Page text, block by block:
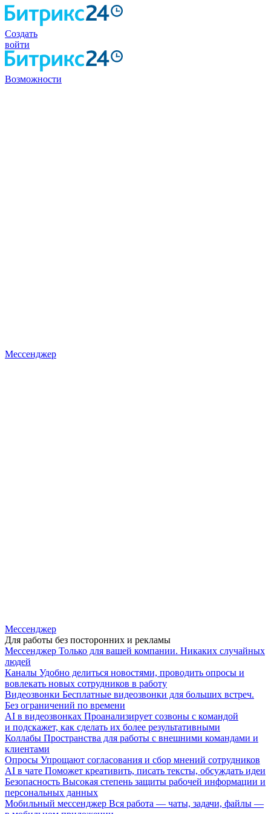
Создать
войти
Возможности
Мессенджер
Мессенджер
Для работы без посторонних и рекламы
Мессенджер Только для вашей компании. Никаких случайных
людей
Каналы Удобно делиться новостями, проводить опросы и
вовлекать новых сотрудников в работу
Видеозвонки Бесплатные видеозвонки для больших встреч.
Без ограничений по времени
AI в видеозвонках Проанализирует созвоны с командой
и подскажет, как сделать их более результативными
Коллабы Пространства для работы с внешними командами и
клиентами
Опросы Упрощают согласования и сбор мнений сотрудников
AI в чате Поможет креативить, писать тексты, обсуждать идеи
Безопасность Высокая степень защиты рабочей информации и
персональных данных
Мобильный мессенджер Вся работа — чаты, задачи, файлы —